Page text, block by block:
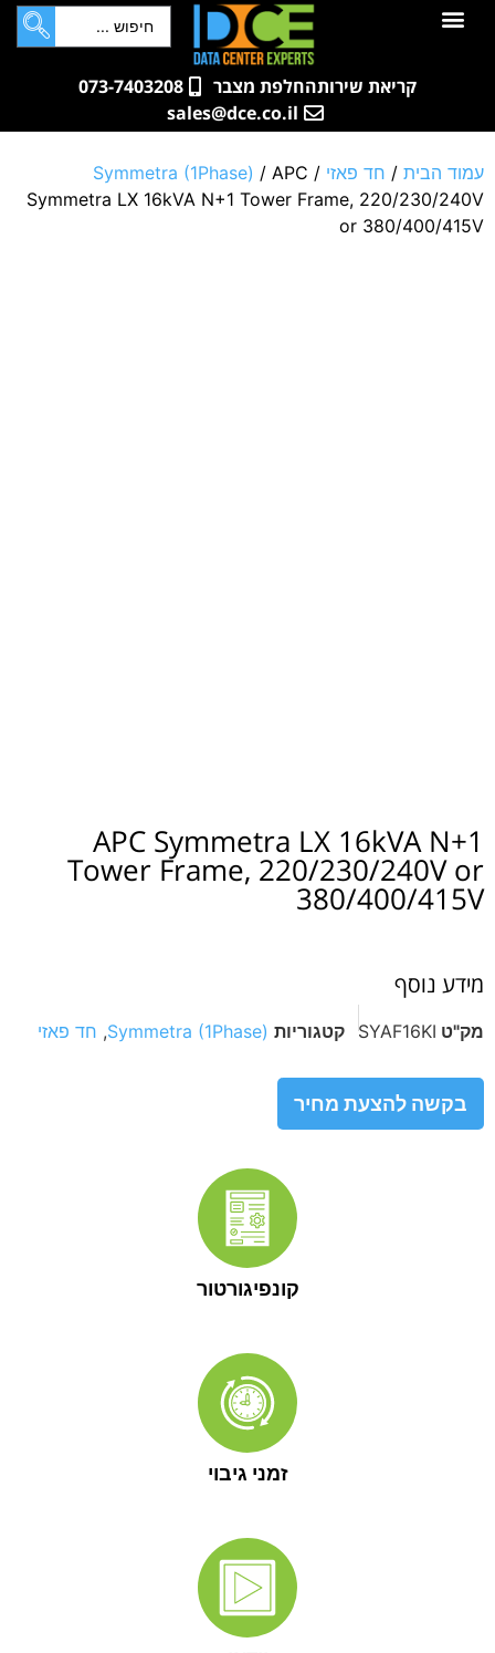
לתוכן
קריאת שירותהחלפת מצבר
073-7403208
sales@dce.co.il
עמוד הבית / חד פאזי /
Symmetra (1Phase) / APC
Symmetra LX 16kVA N+1 Tower Frame, 220/230/240V
or 380/400/415V
APC Symmetra LX 16kVA N+1
Tower Frame, 220/230/240V or
380/400/415V
מידע נוסף
מק"ט SYAF16KI קטגוריות Symmetra (1Phase)
, חד פאזי
בקשה להצעת מחיר
קונפיגורטור
זמני גיבוי